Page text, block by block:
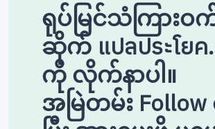
ရုပ်မြင်သံကြား
ဆိုက် แปลประโยค
ကို လိုက်နာပါ။
အမြဲတမ်း